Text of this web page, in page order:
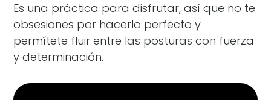
Es una práctica para disfrutar, así que no te
obsesiones por hacerlo perfecto y
permítete fluir entre las posturas con fuerza
y determinación.